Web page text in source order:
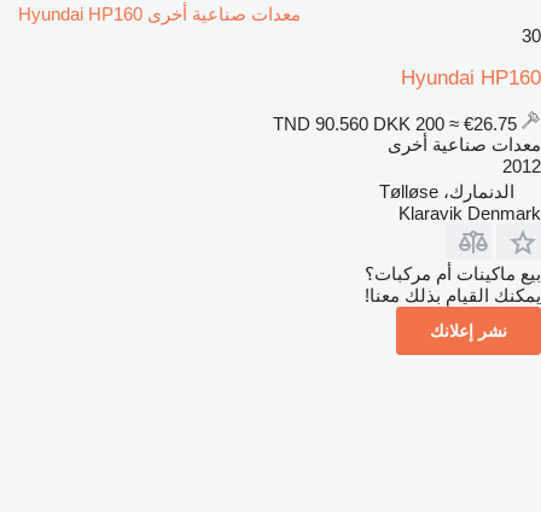
معدات صناعية أخرى Hyundai HP160
30
Hyundai HP160
DKK 200 ≈ €26.75
معدات صناعية أخرى
2012
الدنمارك، Tølløse
Klaravik Denmark
بيع ماكينات أم مركبات؟
يمكنك القيام بذلك معنا!
نشر إعلانك